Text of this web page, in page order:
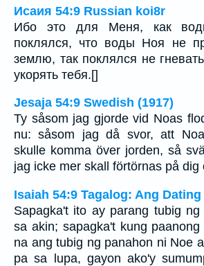
Исаия 54:9 Russian koi8r
Ибо это для Меня, как
поклялся, что воды Ноя не
землю, так поклялся не
укорять тебя.[]
Jesaja 54:9 Swedish (1917)
Ty såsom jag gjorde vid Noas
nu: såsom jag då svor, att
skulle komma över jorden, så
jag icke mer skall förtörnas på dig
Isaiah 54:9 Tagalog: Ang
Sapagka't ito ay parang tubig
sa akin; sapagka't kung paanong
na ang tubig ng panahon ni Noe
pa sa lupa, gayon ako'y